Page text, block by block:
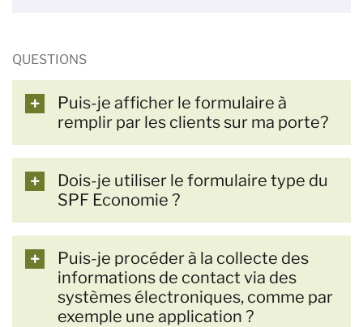
QUESTIONS
Puis-je afficher le formulaire à
remplir par les clients sur ma porte?
Dois-je utiliser le formulaire type du
SPF Economie ?
Puis-je procéder à la collecte des
informations de contact via des
systèmes électroniques, comme par
exemple une application ?